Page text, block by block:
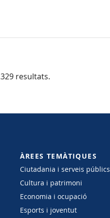
resultats.
ÀREES TEMÀTIQUES
Ciutadania i serveis públics
Cultura i patrimoni
Economia i ocupació
Esports i joventut